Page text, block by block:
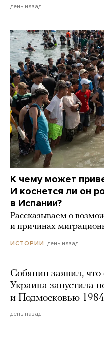
день назад
К чему может
И коснется ли он
в Испании?
Рассказываем о
и причинах
ИСТОРИИ день назад
Собянин заявил, что
Украина запустила
и Подмосковью
день назад